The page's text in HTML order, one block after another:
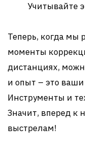
Учитывайте
Теперь, когда мы
моменты
дистанциях,
и опыт – это
Инструменты и
Значит, вперед к
выстрелам!